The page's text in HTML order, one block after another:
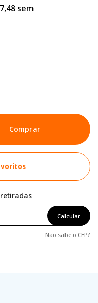
sem
Comprar
Calcular
Não sabe o CEP?